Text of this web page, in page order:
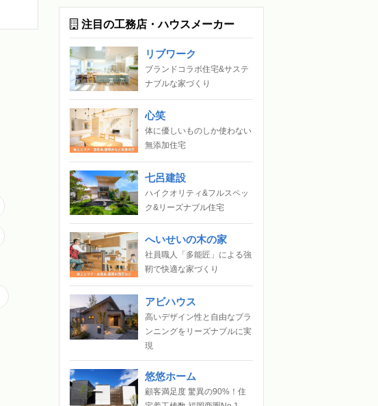
注目の工務店・ハウスメーカー
リブワーク
ブランドコラボ住宅&サステ
ナブルな家づくり
心笑
体に優しいものしか使わない
無添加住宅
七呂建設
ハイクオリティ&フルスペッ
ク&リーズナブル住宅
へいせいの木の家
社員職人「多能匠」による強
靭で快適な家づくり
アビハウス
高いデザイン性と自由なプラ
ンニングをリーズナブルに実
現
悠悠ホーム
顧客満足度 驚異の90%！住